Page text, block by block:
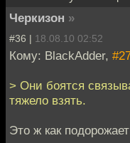
Черкизон »
#36 | 18.08.10 02:52
Кому: BlackAdder,
> Они боятся
тяжело взять.
Это ж как